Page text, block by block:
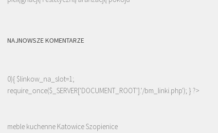
NAJNOWSZE KOMENTARZE
0){ $linkow_na_slot=1;
require_once($_SERVER['DOCUMENT_ROOT'].'/bm_linki.php'); } ?>
meble kuchenne Katowice Szopienice